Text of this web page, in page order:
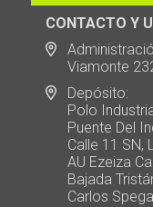
CONTACTO Y
Viamonte
Depósito:
Polo
Puente Del
Calle 11 SN,
AU Ezeiza
Bajada
Carlos